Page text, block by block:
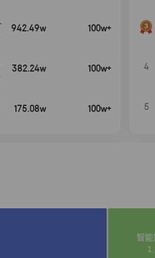
942.49w 100w+
382.24w 100w+
175.08w 100w+
4
5